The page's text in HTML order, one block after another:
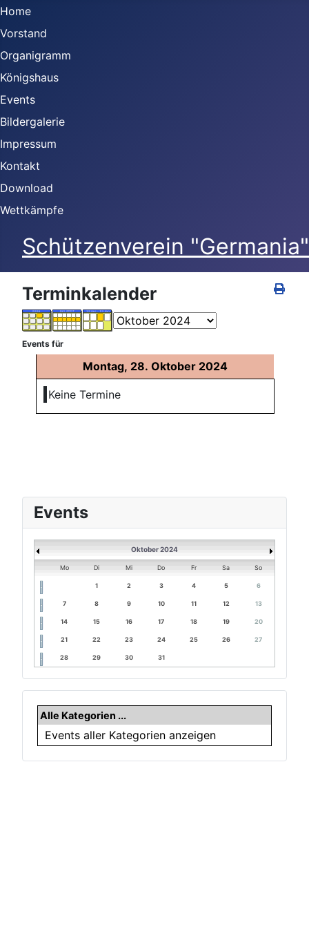
Home
Vorstand
Organigramm
Königshaus
Events
Bildergalerie
Impressum
Kontakt
Download
Wettkämpfe
Schützenverein
Events
Oktober 2024
Mo Di Mi Do Fr Sa So
1 2 3 4 5 6
7 8 9 10 11 12 13
14 15 16 17 18 19 20
21 22 23 24 25 26 27
28 29 30 31
Alle Kategorien ...
Events aller Kategorien anzeigen
Terminkalender
Events für
Montag, 28. Oktober 2024
Keine Termine